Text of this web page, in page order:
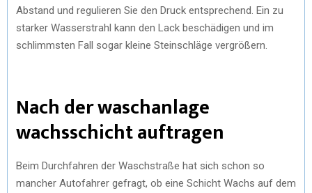
Abstand und regulieren Sie den Druck entsprechend. Ein zu
starker Wasserstrahl kann den Lack beschädigen und im
schlimmsten Fall sogar kleine Steinschläge vergrößern.
Nach der waschanlage
wachsschicht auftragen
Beim Durchfahren der Waschstraße hat sich schon so
mancher Autofahrer gefragt, ob eine Schicht Wachs auf dem